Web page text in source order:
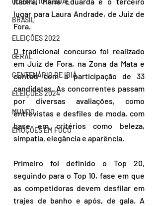
BRASIL
ELEIÇÕES 2022
GERAL
CENTENÁRIO DE IBIÁ
ELEIÇÕES 2024
MUNDO
EMOÇÕES EM FOCO
lugar para Laura Andrade, de Juiz de
Fora.
O tradicional concurso foi realizado
em Juiz de Fora, na Zona da Mata e
contou com a participação de 33
candidatas. As concorrentes passam
por diversas avaliações, como
entrevistas e desfiles de moda, com
base em critérios como beleza,
simpatia, elegância e aparência.
Primeiro foi definido o Top 20,
seguindo para o Top 10, fase em que
as competidoras devem desfilar em
trajes de banho e após, de gala. A